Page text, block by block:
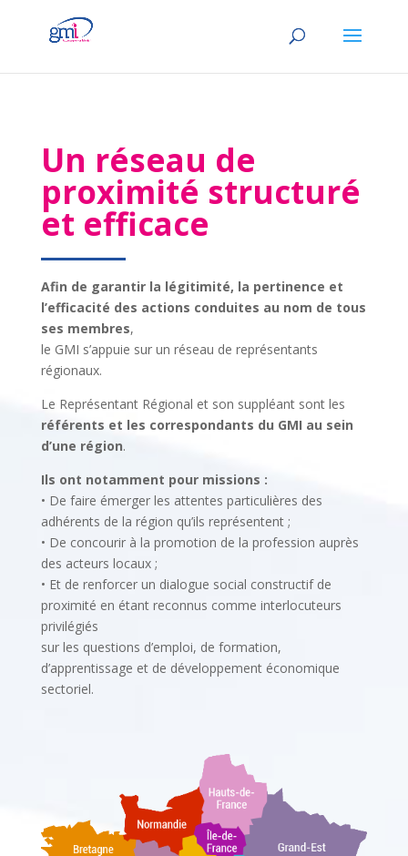
Un réseau de
proximité structuré
et efficace
Afin de garantir la légitimité, la pertinence et
l’efficacité des actions conduites au nom de tous
ses membres,
le GMI s’appuie sur un réseau de représentants
régionaux.
Le Représentant Régional et son suppléant sont les
référents et les correspondants du GMI au sein
d’une région.
Ils ont notamment pour missions :
• De faire émerger les attentes particulières des
adhérents de la région qu’ils représentent ;
• De concourir à la promotion de la profession auprès
des acteurs locaux ;
• Et de renforcer un dialogue social constructif de
proximité en étant reconnus comme interlocuteurs
privilégiés
sur les questions d’emploi, de formation,
d’apprentissage et de développement économique
sectoriel.